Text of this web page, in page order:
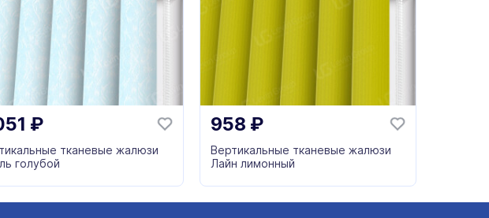
₽
тканевые жалюзи
голубой
958 ₽
Вертикальные тканевые жалюзи
Лайн лимонный